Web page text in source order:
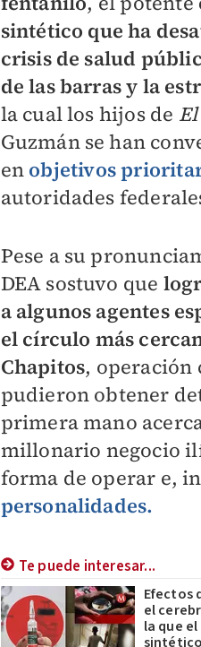
sintético que ha
crisis de salud
de las barras y la
la cual los hijos de
Guzmán se han
en objetivos
autoridades
Pese a su
DEA sostuvo que
a algunos agentes
el círculo más
Chapitos, operación
pudieron obtener
primera mano
millonario negocio
forma de operar e,
personalidades.
Te puede interesar...
Efectos
el
la que